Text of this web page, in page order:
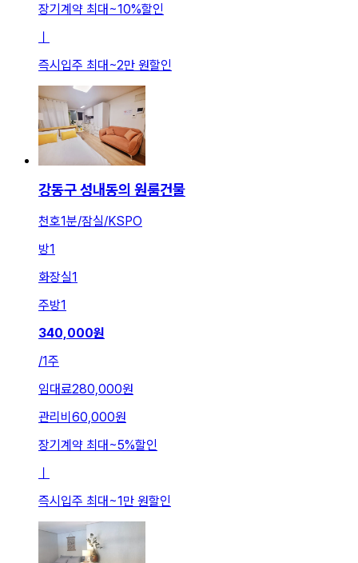
장기계약 최대~10%할인
ㅣ
즉시입주 최대~2만 원할인
강동구 성내동의 원룸건물
천호1분/잠실/KSPO
방1
화장실1
주방1
340,000원
/1주
임대료280,000원
관리비 60,000원
장기계약 최대 ~5%할인
즉시입주 최대 ~1만 원할인